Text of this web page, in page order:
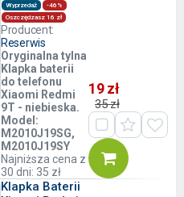
Wyprzedaż
-46%
Oszczędzasz 16 zł
Producent:
Reserwis
Oryginalna tylna
Klapka baterii
do telefonu
Xiaomi Redmi
9T - niebieska.
Model:
M2010J19SG,
M2010J19SY
Najniższa cena z
30 dni: 35 zł
19 zł
35 zł
Klapka Baterii